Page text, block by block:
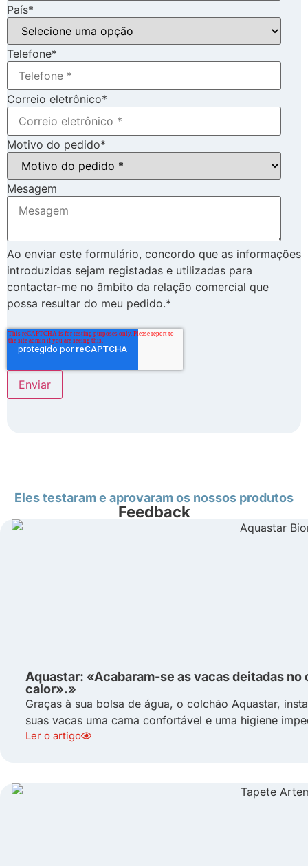
País*
Telefone*
Correio eletrônico*
Motivo do pedido*
Mesagem
Ao enviar este formulário, concordo que as informações
introduzidas sejam registadas e utilizadas para
contactar-me no âmbito da relação comercial que
possa resultar do meu pedido.*
Eles testaram e aprovaram os nossos produtos
Feedback
Aquastar: «Acabaram-se as vacas deitadas
calor».»
Graças à sua bolsa de água, o colchão Aquastar,
suas vacas uma cama confortável e uma higiene
Ler o artigo